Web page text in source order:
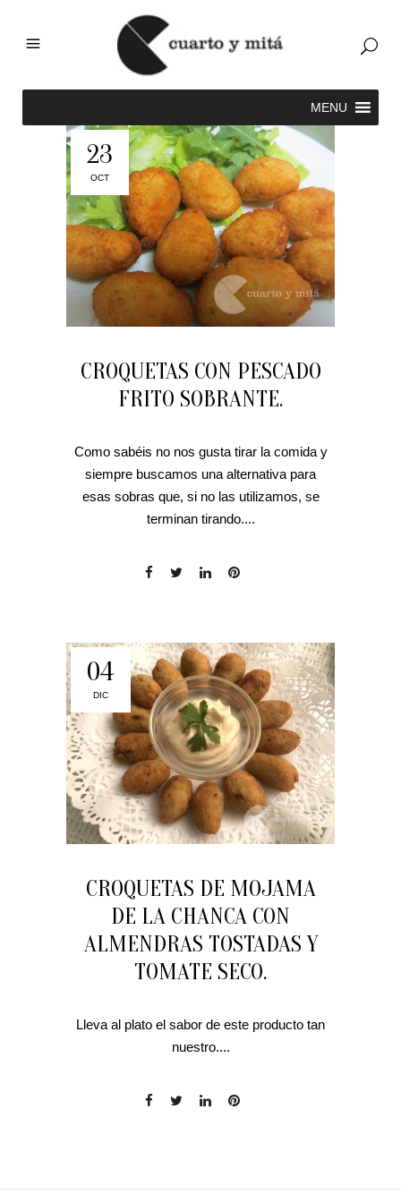
23
OCT
CROQUETAS CON PESCADO
FRITO SOBRANTE.
Como sabéis no nos gusta tirar la comida y
siempre buscamos una alternativa para
esas sobras que, si no las utilizamos, se
terminan tirando....
04
DIC
CROQUETAS DE MOJAMA
DE LA CHANCA CON
ALMENDRAS TOSTADAS Y
TOMATE SECO.
Lleva al plato el sabor de este producto tan
nuestro....